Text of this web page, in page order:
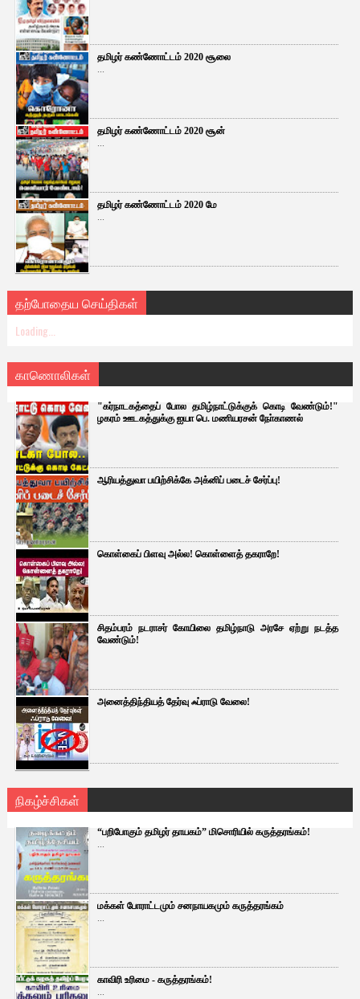
தமிழர் கண்ணோட்டம் 2020 சூலை
...
தமிழர் கண்ணோட்டம் 2020 சூன்
...
தமிழர் கண்ணோட்டம் 2020 மே
...
தற்போதைய செய்திகள்
Loading...
காணொலிகள்
"கர்நாடகத்தைப் போல தமிழ்நாட்டுக்குக் கொடி வேண்டும்!"
ழகரம் ஊடகத்துக்கு ஐயா பெ. மணியரசன் நோ்காணல்
ஆரியத்துவா பயிற்சிக்கே அக்னிப் படைச் சேர்ப்பு!
கொள்கைப் பிளவு அல்ல! கொள்ளைத் தகராறே!
சிதம்பரம் நடராசர் கோயிலை தமிழ்நாடு அரசே ஏற்று நடத்த
வேண்டும்!
அனைத்திந்தியத் தேர்வு ஃப்ராடு வேலை!
நிகழ்ச்சிகள்
“பறிபோகும் தமிழர் தாயகம்” மிசொரியில் கருத்தரங்கம்!
...
மக்கள் போராட்டமும் சனநாயகமும் கருத்தரங்கம்
...
காவிரி உரிமை - கருத்தரங்கம்!
...